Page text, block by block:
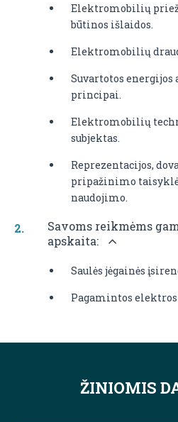
Elektromobilių
būtinos išlaidos.
Elektromobilių
Suvartotos
principai.
Elektromobilių
subjektas.
Reprezentacijos,
pripažinimo
naudojimo.
Savoms reikmėms
apskaita:
Saulės jėgainės
Pagamintos
ŽINIOMIS